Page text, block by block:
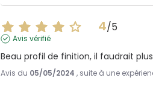
4/5
Avis vérifié
Beau profil de finition, il faudrait
Avis du 05/05/2024 , suite à une